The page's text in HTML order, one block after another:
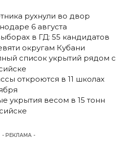
рухнули во двор
6 августа
в ГД: 55 кандидатов
округам Кубани
список укрытий рядом с
откроются в 11 школах
укрытия весом в 15 тонн
- РЕКЛАМА -